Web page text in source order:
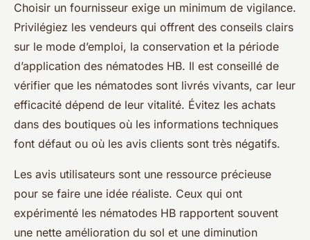
Choisir un fournisseur exige un minimum de vigilance.
Privilégiez les vendeurs qui offrent des conseils clairs
sur le mode d’emploi, la conservation et la période
d’application des nématodes HB. Il est conseillé de
vérifier que les nématodes sont livrés vivants, car leur
efficacité dépend de leur vitalité. Évitez les achats
dans des boutiques où les informations techniques
font défaut ou où les avis clients sont très négatifs.
Les avis utilisateurs sont une ressource précieuse
pour se faire une idée réaliste. Ceux qui ont
expérimenté les nématodes HB rapportent souvent
une nette amélioration du sol et une diminution